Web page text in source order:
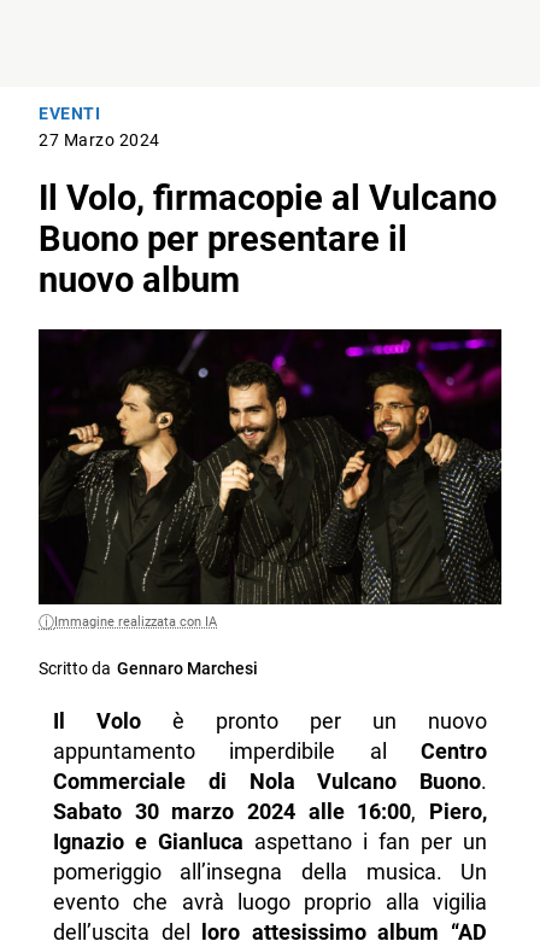
EVENTI
27 Marzo 2024
Il Volo, firmacopie al Vulcano
Buono per presentare il
nuovo album
Immagine realizzata con IA
Scritto da Gennaro Marchesi
Il Voloè pronto per un nuovo
appuntamento imperdibile alCentro
Commerciale di Nola Vulcano Buono.
Sabato 30 marzo 2024 alle 16:00, Piero,
Ignazio e Gianluca aspettano i fan per un
pomeriggio all’insegna della musica. Un
evento che avrà luogo proprio alla vigilia
dell’uscita del
loro attesissimo album “AD